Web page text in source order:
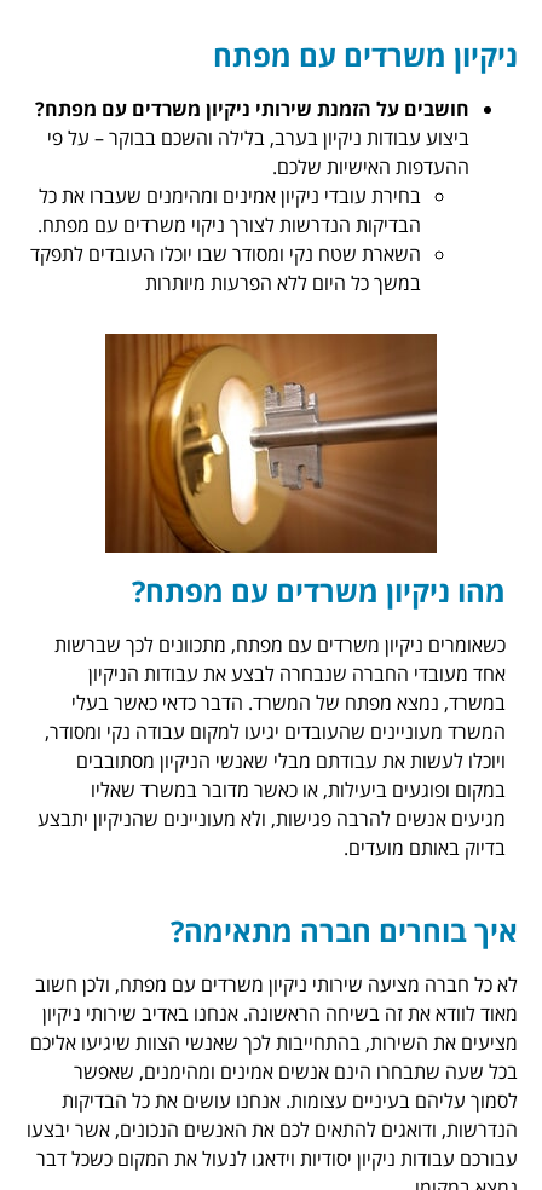
עם מפתח
הזמנת שירותי ניקיון משרדים עם מפתח?
ניקיון בערב, בלילה והשכם בבוקר – על פי
האישיות שלכם.
עובדי ניקיון אמינים ומהימנים שעברו את כל
הנדרשות לצורך ניקוי משרדים עם מפתח.
שטח נקי ומסודר שבו יוכלו העובדים לתפקד
כל היום ללא הפרעות מיותרות
משרדים עם מפתח?
משרדים עם מפתח, מתכוונים לכך שברשות
שנבחרה לבצע את עבודות הניקיון
מפתח של המשרד. הדבר כדאי כאשר בעלי
שהעובדים יגיעו למקום עבודה נקי ומסודר,
את עבודתם מבלי שאנשי הניקיון מסתובבים
ביעילות, או כאשר מדובר במשרד שאליו
להרבה פגישות, ולא מעוניינים שהניקיון יתבצע
חברה מתאימה?
שירותי ניקיון משרדים עם מפתח, ולכן חשוב
בשיחה הראשונה. אנחנו באדיב שירותי ניקיון
בהתחייבות לכך שאנשי הצוות שיגיעו אליכם
הינם אנשים אמינים ומהימנים, שאפשר
עצומות. אנחנו עושים את כל הבדיקות
להתאים לכם את האנשים הנכונים, אשר יבצעו
יסודיות וידאגו לנעול את המקום כשכל דבר